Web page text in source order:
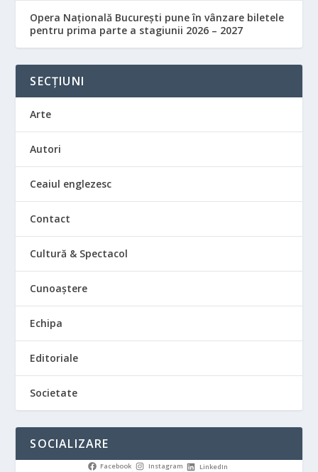
Opera Națională București pune în vânzare biletele
pentru prima parte a stagiunii 2026 – 2027
SECȚIUNI
Arte
Autori
Ceaiul englezesc
Contact
Cultură & Spectacol
Cunoaștere
Echipa
Editoriale
Societate
SOCIALIZARE
Facebook Instagram LinkedIn